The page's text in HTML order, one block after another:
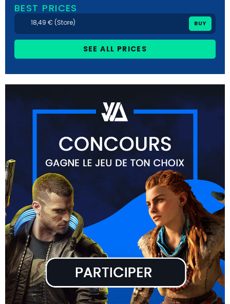
BEST PRICES
18,49 € (Store) BUY
SEE ALL PRICES